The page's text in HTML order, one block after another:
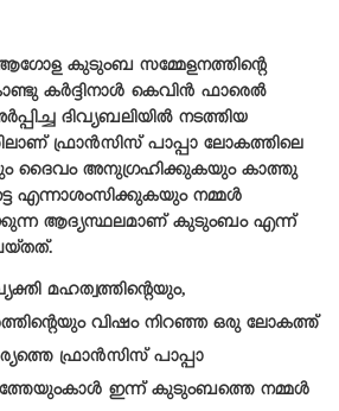
കുടുംബ സമ്മേളനത്തിന്റെ
കർദ്ദിനാൾ കെവിൻ ഫാരെൽ
ദിവ്യബലിയിൽ നടത്തിയ
ഫ്രാൻസിസ് പാപ്പാ ലോകത്തിലെ
ദൈവം അനുഗ്രഹിക്കുകയും കാത്തു
എന്നാശംസിക്കുകയും നമ്മൾ
ആദ്യസ്ഥലമാണ് കുടുംബം എന്ന്
മഹത്വത്തിന്റെയും,
വിഷം നിറഞ്ഞ ഒരു ലോകത്ത്
ഫ്രാൻസിസ് പാപ്പാ
ഇന്ന് കുടുംബത്തെ നമ്മൾ